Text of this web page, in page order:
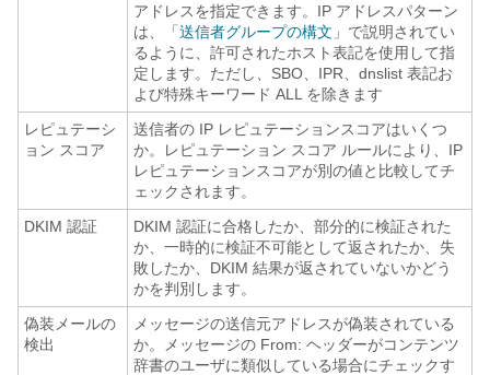
アドレスを指定できます。IP アドレスパターン
は、「 送信者グループの構文 」で説明されてい
るように、許可されたホスト表記を使用して指
定します。ただし、SBO、 IPR 、dnslist 表記お
よび特殊キーワード ALL を除きます
レピュテーシ
ョン スコア
送信者の IP レピュテーションスコアはいくつ
か。レピュテーション スコア ルールにより、 IP
レピュテーションスコアが別の値と比較してチ
ェックされます。
DKIM 認証
DKIM 認証に合格したか、部分的に検証された
か、一時的に検証不可能として返されたか、失
敗したか、DKIM 結果が返されていないかどう
かを判別します。
偽装メールの
検出
メッセージの送信元アドレスが偽装されている
か。メッセージの From: ヘッダーがコンテンツ
辞書のユーザに類似している場合にチェックす